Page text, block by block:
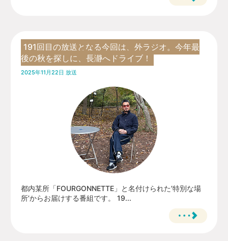
191回目の放送となる今回は、外ラジオ。今年最
後の秋を探しに、長瀞へドライブ！
2025年11月22日 放送
都内某所「FOURGONNETTE」と名付けられた’特別な場
所’からお届けする番組です。 19...